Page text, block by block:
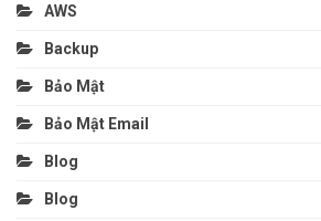
AWS
Backup
Bảo Mật
Bảo Mật Email
Blog
Blog